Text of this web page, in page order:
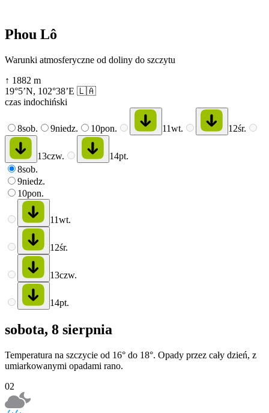
Phou Lô
Warunki atmosferyczne od doliny do szczytu
↑ 1882 m
19°5’N, 102°38’E 🇱🇦
czas indochiński
8sob. 9niedz. 10pon. 11wt. 12śr.
13czw. 14pt.
8sob.
9niedz.
10pon.
11wt.
12śr.
13czw.
14pt.
sobota, 8 sierpnia
Temperatura na szczycie od 16° do 18°. Opady przez cały dzień, z
umiarkowanymi opadami rano.
02